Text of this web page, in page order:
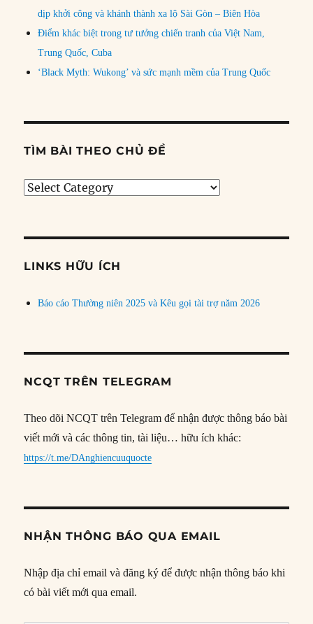
dịp khởi công và khánh thành xa lộ Sài Gòn – Biên Hòa
Điểm khác biệt trong tư tưởng chiến tranh của Việt Nam,
Trung Quốc, Cuba
‘Black Myth: Wukong’ và sức mạnh mềm của Trung Quốc
TÌM BÀI THEO CHỦ ĐỀ
Tìm
đề
LINKS HỮU ÍCH
Báo cáo Thường niên 2025 và Kêu gọi tài trợ năm 2026
NCQT TRÊN TELEGRAM
Theo dõi NCQT trên Telegram để nhận được thông báo bài
viết mới và các thông tin, tài liệu… hữu ích khác:
https://t.me/DAnghiencuuquocte
NHẬN THÔNG BÁO QUA EMAIL
Nhập địa chỉ email và đăng ký để được nhận thông báo khi
có bài viết mới qua email.